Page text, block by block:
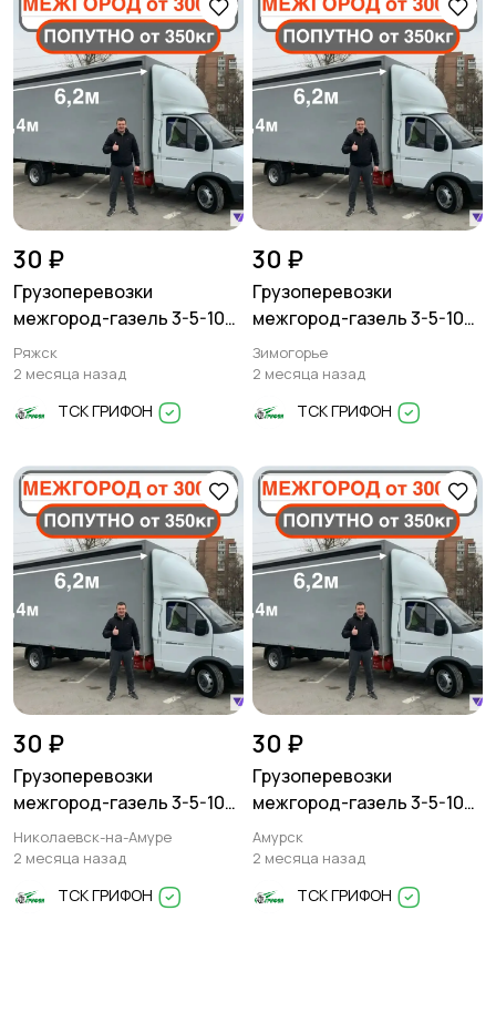
30 ₽
Грузоперевозки
межгород-газель 3-5-10
тонн
Ряжск
2 месяца назад
ТСК ГРИФОН
30 ₽
Грузоперевозки
межгород-газель 3-5-10
тонн
Зимогорье
2 месяца назад
ТСК ГРИФОН
30 ₽
Грузоперевозки
межгород-газель 3-5-10
тонн
Николаевск-на-Амуре
2 месяца назад
ТСК ГРИФОН
30 ₽
Грузоперевозки
межгород-газель 3-5-10
тонн
Амурск
2 месяца назад
ТСК ГРИФОН